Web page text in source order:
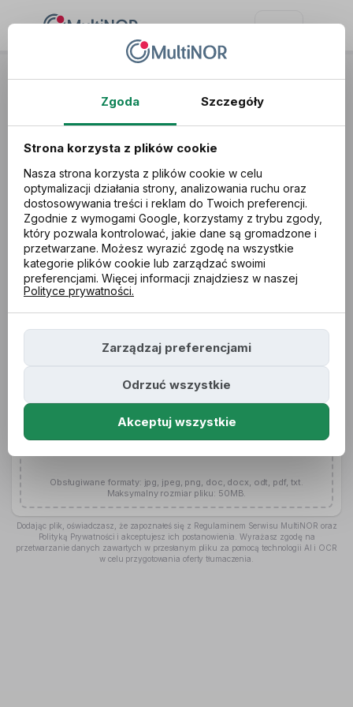
Tłumaczenia dokumentów
Prześlij dokumenty do
tłumaczenia
Obsługiwane formaty: jpg, jpeg, png, doc, docx, odt, pdf, txt.
Maksymalny rozmiar pliku: 50MB.
Dodając plik, oświadczasz, że zapoznałeś się z Regulaminem Serwisu MultiNOR oraz
Polityką Prywatności i akceptujesz ich postanowienia. Wyrażasz zgodę na
przetwarzanie danych zawartych w przesłanym pliku za pomocą technologii AI i OCR
w celu przygotowania oferty tłumaczenia.
Zgoda Szczegóły
Strona korzysta z plików cookie
Nasza strona korzysta z plików cookie w celu
optymalizacji działania strony, analizowania ruchu oraz
dostosowywania treści i reklam do Twoich preferencji.
Zgodnie z wymogami Google, korzystamy z trybu zgody,
który pozwala kontrolować, jakie dane są gromadzone i
przetwarzane. Możesz wyrazić zgodę na wszystkie
kategorie plików cookie lub zarządzać swoimi
preferencjami. Więcej informacji znajdziesz w naszej
Polityce prywatności.
Zarządzaj preferencjami
Odrzuć wszystkie
Akceptuj wszystkie